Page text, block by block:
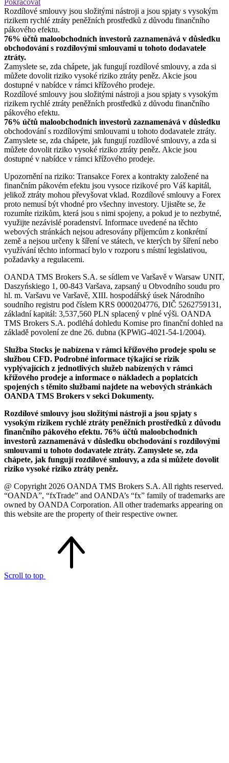
Rozdílové smlouvy jsou složitými nástroji a jsou spjaty s vysokým
rizikem rychlé ztráty peněžních prostředků z důvodu finančního
pákového efektu.
76% účtů maloobchodních investorů zaznamenává v důsledku
obchodování s rozdílovými smlouvami u tohoto dodavatele
ztráty.
Zamyslete se, zda chápete, jak fungují rozdílové smlouvy, a zda si
můžete dovolit riziko vysoké riziko ztráty peněz. Akcie jsou
dostupné v nabídce v rámci křížového prodeje.
Rozdílové smlouvy jsou složitými nástroji a jsou spjaty s vysokým
rizikem rychlé ztráty peněžních prostředků z důvodu finančního
pákového efektu.
76% účtů maloobchodních investorů zaznamenává v důsledku
obchodování s rozdílovými smlouvami u tohoto dodavatele ztráty.
Zamyslete se, zda chápete, jak fungují rozdílové smlouvy, a zda si
můžete dovolit riziko vysoké riziko ztráty peněz. Akcie jsou
dostupné v nabídce v rámci křížového prodeje.
Upozornění na riziko: Transakce Forex a kontrakty založené na
finančním pákovém efektu jsou vysoce rizikové pro Váš kapitál,
jelikož ztráty mohou převyšovat vklad. Rozdílové smlouvy a Forex
proto nemusí být vhodné pro všechny investory. Ujistěte se, že
rozumíte rizikům, která jsou s nimi spojeny, a pokud je to nezbytné,
využijte nezávislé poradenství. Informace uvedené na těchto
webových stránkách nejsou adresovány příjemcům z konkrétní
země a nejsou určeny k šíření ve státech, ve kterých by šíření nebo
využívání těchto informací bylo v rozporu s místní legislativou,
požadavky a regulacemi.
OANDA TMS Brokers S.A. se sídlem ve Varšavě v Warsaw UNIT,
Daszyńskiego 1, 00-843 Varšava, zapsaný u Obvodního soudu pro
hl. m. Varšavu ve Varšavě, XIII. hospodářský úsek Národního
soudního registru pod číslem KRS 0000204776, DIČ 5262759131,
základní kapitál: 3,537,560 PLN splacený v plné výši. OANDA
TMS Brokers S.A. podléhá dohledu Komise pro finanční dohled na
základě povolení ze dne 26. dubna (KPWiG-4021-54-1/2004).
Služba Stocks je nabízena v rámci křížového prodeje spolu se
službou CFD. Podrobné informace týkající se rizik
vyplývajících z jednotlivých služeb nabízených v rámci
křížového prodeje a informace o nákladech a poplatcích
spojených s těmito službami najdete na webových stránkách
OANDA TMS Brokers v sekci Dokumenty.
Rozdílové smlouvy jsou složitými nástroji a jsou spjaty s
vysokým rizikem rychlé ztráty peněžních prostředků z důvodu
finančního pákového efektu. 76% účtů maloobchodních
investorů zaznamenává v důsledku obchodování s rozdílovými
smlouvami u tohoto dodavatele ztráty. Zamyslete se, zda
chápete, jak fungují rozdílové smlouvy, a zda si můžete dovolit
riziko vysoké riziko ztráty peněz.
@ Copyright 2026 OANDA TMS Brokers S.A. All rights reserved.
“OANDA”, “fxTrade” and OANDA’s “fx” family of trademarks are
owned by OANDA Corporation. All other trademarks appearing on
this website are the property of their respective owner.
Scroll to top